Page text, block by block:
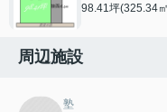
98.41坪(325.34
周辺施設
塾